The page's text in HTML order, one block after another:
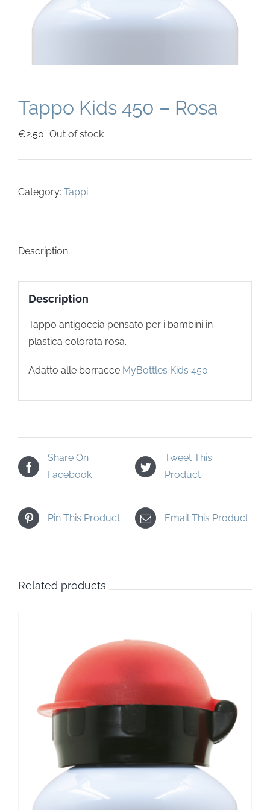
Tappo Kids 450 – Rosa
€2.50 Out of stock
Category: Tappi
Description
Description
Tappo antigoccia pensato per i bambini in
plastica colorata rosa.
Adatto alle borracce MyBottles Kids 450.
Share On
Facebook
Tweet This
Product
Pin This Product Email This Product
Related products